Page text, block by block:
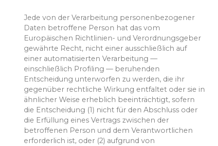
Jede von der Verarbeitung personenbezogener
Daten betroffene Person hat das vom
Europäischen Richtlinien- und Verordnungsgeber
gewährte Recht, nicht einer ausschließlich auf
einer automatisierten Verarbeitung —
einschließlich Profiling — beruhenden
Entscheidung unterworfen zu werden, die ihr
gegenüber rechtliche Wirkung entfaltet oder sie in
ähnlicher Weise erheblich beeinträchtigt, sofern
die Entscheidung (1) nicht für den Abschluss oder
die Erfüllung eines Vertrags zwischen der
betroffenen Person und dem Verantwortlichen
erforderlich ist, oder (2) aufgrund von